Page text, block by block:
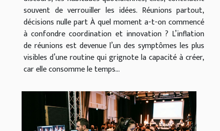
souvent de verrouiller les idées. Réunions partout,
décisions nulle part À quel moment a-t-on commencé
à confondre coordination et innovation ? L’inflation
de réunions est devenue l’un des symptômes les plus
visibles d’une routine qui grignote la capacité à créer,
car elle consomme le temps...